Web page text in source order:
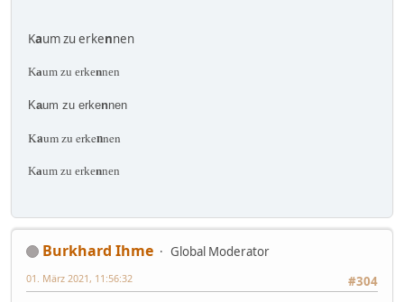
Kaum zu erkennen
Kaum zu erkennen
Kaum zu erkennen
Kaum zu erkennen
Kaum zu erkennen
Burkhard Ihme
Global Moderator
#304
01. März 2021, 11:56:32